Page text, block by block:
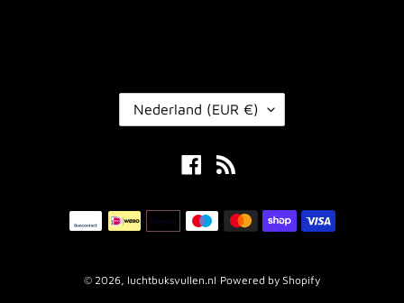
L
A
R
E
I
Nederland (EUR €)
Facebook
Betaalmethoden
© 2026, luchtbuksvullen.nl Powered by Shopify